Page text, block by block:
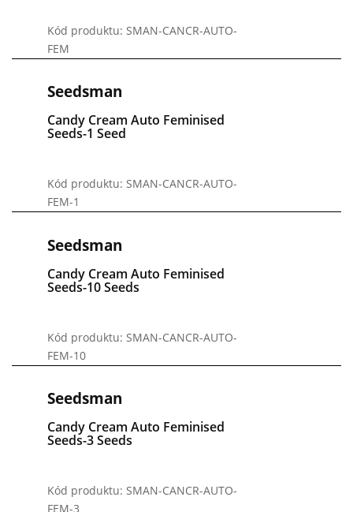
Kód produktu: SMAN-CANCR-AUTO-
FEM
Seedsman
Candy Cream Auto Feminised
Seeds-1 Seed
Kód produktu: SMAN-CANCR-AUTO-
FEM-1
Seedsman
Candy Cream Auto Feminised
Seeds-10 Seeds
Kód produktu: SMAN-CANCR-AUTO-
FEM-10
Seedsman
Candy Cream Auto Feminised
Seeds-3 Seeds
Kód produktu: SMAN-CANCR-AUTO-
FEM-3